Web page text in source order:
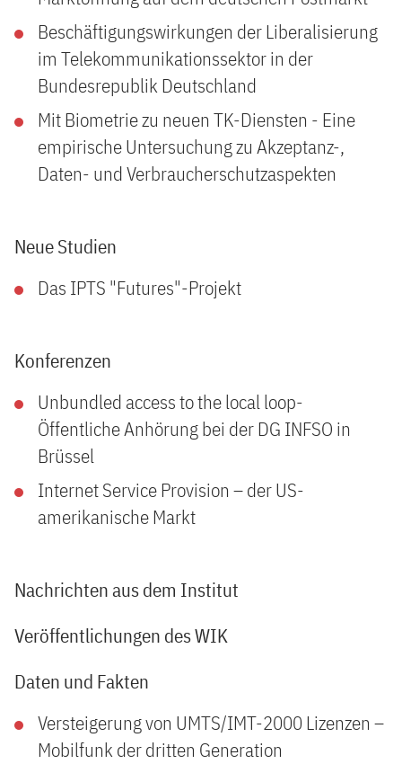
Beschäftigungswirkungen der Liberalisierung
im Telekommunikationssektor in der
Bundesrepublik Deutschland
Mit Biometrie zu neuen TK-Diensten - Eine
empirische Untersuchung zu Akzeptanz-,
Daten- und Verbraucherschutzaspekten
Neue Studien
Das IPTS "Futures"-Projekt
Konferenzen
Unbundled access to the local loop-
Öffentliche Anhörung bei der DG INFSO in
Brüssel
Internet Service Provision – der US-
amerikanische Markt
Nachrichten aus dem Institut
Veröffentlichungen des WIK
Daten und Fakten
Versteigerung von UMTS/IMT-2000 Lizenzen –
Mobilfunk der dritten Generation